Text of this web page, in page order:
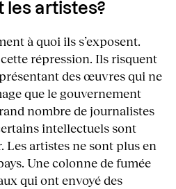
les artistes?
à quoi ils s’exposent.
cette répression. Ils risquent
des œuvres qui ne
que le gouvernement
nombre de journalistes
intellectuels sont
Les artistes ne sont plus en
Une colonne de fumée
qui ont envoyé des